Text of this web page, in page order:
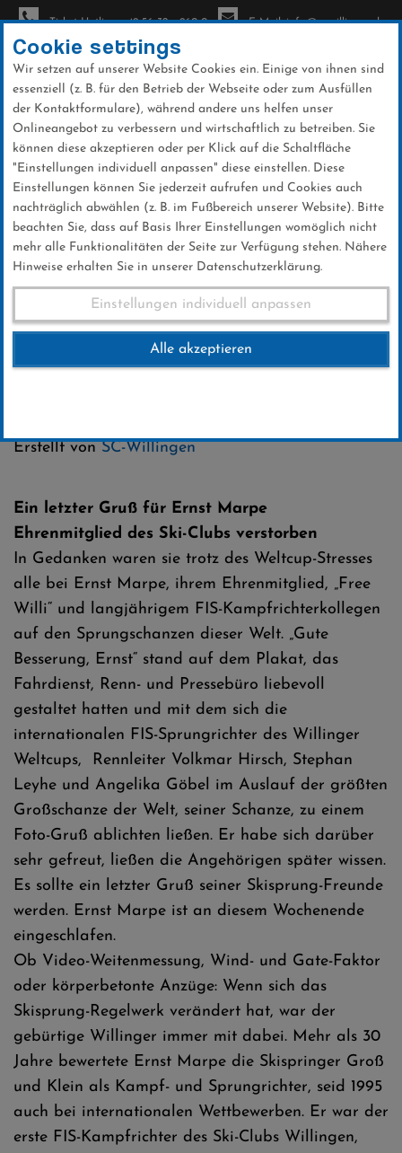
Direkt
zum
Inhalt
Ticket-Hotline: +49 56 32 - 960-0 E-Mail: info@sc-willingen.de
News
Ehrenmitglied Ernst Marpe
verstorben
Erstellt vonSC-Willingen
Ein letzter Gruß für Ernst Marpe
Ehrenmitglied des Ski-Clubs verstorben
In Gedanken waren sie trotz des Weltcup-Stresses
alle bei Ernst Marpe, ihrem Ehrenmitglied, „Free
Willi“ und langjährigem FIS-Kampfrichterkollegen
auf den Sprungschanzen dieser Welt. „Gute
Besserung, Ernst“ stand auf dem Plakat, das
Fahrdienst, Renn- und Pressebüro liebevoll
gestaltet hatten und mit dem sich die
internationalen FIS-Sprungrichter des Willinger
Weltcups, Rennleiter Volkmar Hirsch, Stephan
Leyhe und Angelika Göbel im Auslauf der größten
Großschanze der Welt, seiner Schanze, zu einem
Foto-Gruß ablichten ließen. Er habe sich darüber
sehr gefreut, ließen die Angehörigen später wissen.
Es sollte ein letzter Gruß seiner Skisprung-Freunde
werden. Ernst Marpe ist an diesem Wochenende
eingeschlafen.
Ob Video-Weitenmessung, Wind- und Gate-Faktor
oder körperbetonte Anzüge: Wenn sich das
Skisprung-Regelwerk verändert hat, war der
gebürtige Willinger immer mit dabei. Mehr als 30
Jahre bewertete Ernst Marpe die Skispringer Groß
und Klein als Kampf- und Sprungrichter, seid 1995
auch bei internationalen Wettbewerben. Er war der
erste FIS-Kampfrichter des Ski-Clubs Willingen,
Cookie settings
Wir setzen auf unserer Website Cookies ein. Einige von ihnen sind
essenziell (z. B. für den Betrieb der Webseite oder zum Ausfüllen
der Kontaktformulare), während andere uns helfen unser
Onlineangebot zu verbessern und wirtschaftlich zu betreiben. Sie
können diese akzeptieren oder per Klick auf die Schaltfläche
"Einstellungen individuell anpassen" diese einstellen. Diese
Einstellungen können Sie jederzeit aufrufen und Cookies auch
nachträglich abwählen (z. B. im Fußbereich unserer Website). Bitte
beachten Sie, dass auf Basis Ihrer Einstellungen womöglich nicht
mehr alle Funktionalitäten der Seite zur Verfügung stehen. Nähere
Hinweise erhalten Sie in unserer Datenschutzerklärung.
Einstellungen individuell anpassen
Alle akzeptieren